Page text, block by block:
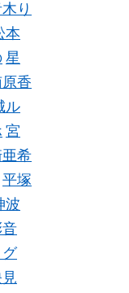
り
本
星
香
ル
宮
希
平塚
波